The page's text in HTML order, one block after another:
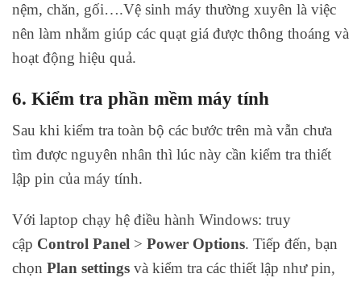
nệm, chăn, gối….Vệ sinh máy thường xuyên là việc
nên làm nhằm giúp các quạt giá được thông thoáng và
hoạt động hiệu quả.
6. Kiểm tra phần mềm máy tính
Sau khi kiểm tra toàn bộ các bước trên mà vẫn chưa
tìm được nguyên nhân thì lúc này cần kiểm tra thiết
lập pin của máy tính.
Với laptop chạy hệ điều hành Windows: truy
cập Control Panel > Power Options. Tiếp đến, bạn
chọn Plan settings và kiểm tra các thiết lập như pin,